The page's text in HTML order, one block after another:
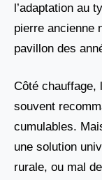
l’adaptation au
pierre ancienne
pavillon des
Côté chauffage,
souvent
cumulables.
une solution
rurale, ou mal